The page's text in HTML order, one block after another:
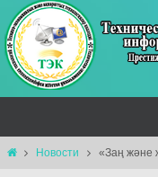
Главная
Новости «Заң және